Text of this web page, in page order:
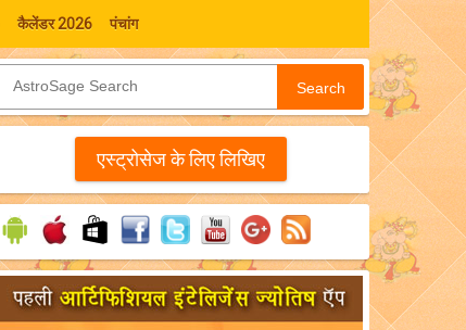
कैलेंडर 2026 पंचांग
Search
एस्‍ट्रोसेज के लिए लिखिए